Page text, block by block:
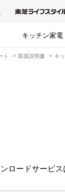
キッチン家電
ト 取扱説明書 キ
ロードサービ